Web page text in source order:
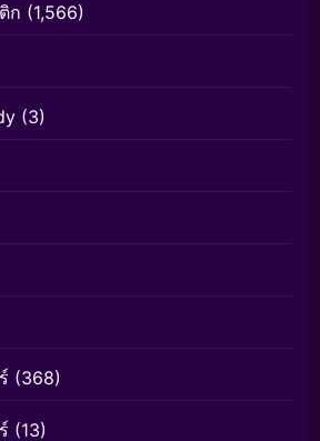
ก (1,566)
(3)
(368)
(13)